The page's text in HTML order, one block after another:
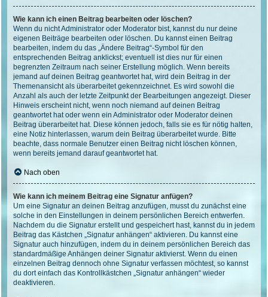
Wie kann ich einen Beitrag bearbeiten oder löschen?
Wenn du nicht Administrator oder Moderator bist, kannst du nur deine
eigenen Beiträge bearbeiten oder löschen. Du kannst einen Beitrag
bearbeiten, indem du das „Ändere Beitrag“-Symbol für den
entsprechenden Beitrag anklickst; eventuell ist dies nur für einen
begrenzten Zeitraum nach seiner Erstellung möglich. Wenn bereits
jemand auf deinen Beitrag geantwortet hat, wird dein Beitrag in der
Themenansicht als überarbeitet gekennzeichnet. Es wird sowohl die
Anzahl als auch der letzte Zeitpunkt der Bearbeitungen angezeigt. Dieser
Hinweis erscheint nicht, wenn noch niemand auf deinen Beitrag
geantwortet hat oder wenn ein Administrator oder Moderator deinen
Beitrag überarbeitet hat. Diese können jedoch, falls sie es für nötig halten,
eine Notiz hinterlassen, warum dein Beitrag überarbeitet wurde. Bitte
beachte, dass normale Benutzer einen Beitrag nicht löschen können,
wenn bereits jemand darauf geantwortet hat.
Nach oben
Wie kann ich meinem Beitrag eine Signatur anfügen?
Um eine Signatur an deinen Beitrag anzufügen, musst du zunächst eine
solche in den Einstellungen in deinem persönlichen Bereich entwerfen.
Nachdem du die Signatur erstellt und gespeichert hast, kannst du in jedem
Beitrag das Kästchen „Signatur anhängen“ aktivieren. Du kannst eine
Signatur auch hinzufügen, indem du in deinem persönlichen Bereich das
standardmäßige Anhängen deiner Signatur aktivierst. Wenn du einen
einzelnen Beitrag dennoch ohne Signatur verfassen möchtest, so kannst
du dort einfach das Kontrollkästchen „Signatur anhängen“ wieder
deaktivieren.